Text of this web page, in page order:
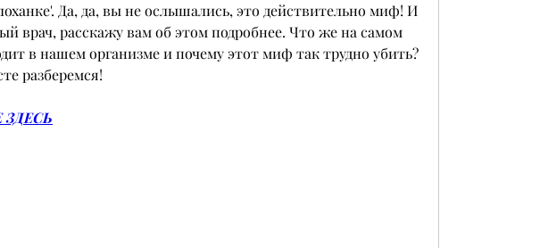
Да, да, вы не ослышались, это действительно миф! И
врач, расскажу вам об этом подробнее. Что же на самом
в нашем организме и почему этот миф так трудно убить?
разберемся!